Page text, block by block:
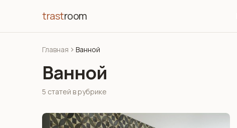
trastroom
Главная Ванной
Ванной
5 статей в рубрике